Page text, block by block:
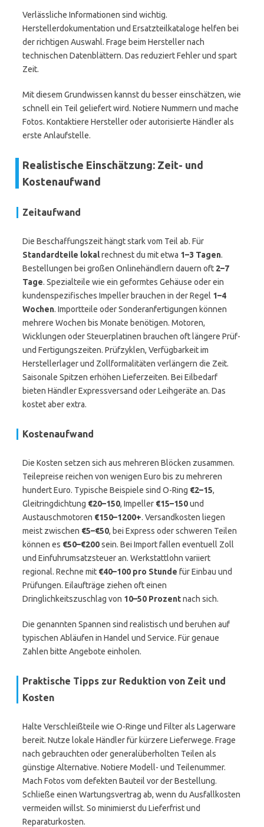
Verlässliche Informationen sind wichtig.
Herstellerdokumentation und Ersatzteilkataloge helfen bei
der richtigen Auswahl. Frage beim Hersteller nach
technischen Datenblättern. Das reduziert Fehler und spart
Zeit.
Mit diesem Grundwissen kannst du besser einschätzen, wie
schnell ein Teil geliefert wird. Notiere Nummern und mache
Fotos. Kontaktiere Hersteller oder autorisierte Händler als
erste Anlaufstelle.
Realistische Einschätzung: Zeit- und
Kostenaufwand
Zeitaufwand
Die Beschaffungszeit hängt stark vom Teil ab. Für
Standardteile lokalrechnest du mit etwa 1–3 Tagen.
Bestellungen bei großen Onlinehändlern dauern oft 2–7
Tage. Spezialteile wie ein geformtes Gehäuse oder ein
kundenspezifisches Impeller brauchen in der Regel 1–4
Wochen. Importteile oder Sonderanfertigungen können
mehrere Wochen bis Monate benötigen. Motoren,
Wicklungen oder Steuerplatinen brauchen oft längere Prüf-
und Fertigungszeiten. Prüfzyklen, Verfügbarkeit im
Herstellerlager und Zollformalitäten verlängern die Zeit.
Saisonale Spitzen erhöhen Lieferzeiten. Bei Eilbedarf
bieten Händler Expressversand oder Leihgeräte an. Das
kostet aber extra.
Kostenaufwand
Die Kosten setzen sich aus mehreren Blöcken zusammen.
Teilepreise reichen von wenigen Euro bis zu mehreren
hundert Euro. Typische Beispiele sind O-Ring €2–15,
Gleitringdichtung €20–150, Impeller €15–150und
Austauschmotoren €150–1200+. Versandkosten liegen
meist zwischen €5–€50, bei Express oder schweren Teilen
können es €50–€200sein. Bei Import fallen eventuell Zoll
und Einfuhrumsatzsteuer an. Werkstattlohn variiert
regional. Rechne mit €40–100 pro Stunde für Einbau und
Prüfungen. Eilaufträge ziehen oft einen
Dringlichkeitszuschlag von 10–50 Prozentnach sich.
Die genannten Spannen sind realistisch und beruhen auf
typischen Abläufen in Handel und Service. Für genaue
Zahlen bitte Angebote einholen.
Praktische Tipps zur Reduktion von Zeit und
Kosten
Halte Verschleißteile wie O-Ringe und Filter als Lagerware
bereit. Nutze lokale Händler für kürzere Lieferwege. Frage
nach gebrauchten oder generalüberholten Teilen als
günstige Alternative. Notiere Modell- und Teilenummer.
Mach Fotos vom defekten Bauteil vor der Bestellung.
Schließe einen Wartungsvertrag ab, wenn du Ausfallkosten
vermeiden willst. So minimierst du Lieferfrist und
Reparaturkosten.